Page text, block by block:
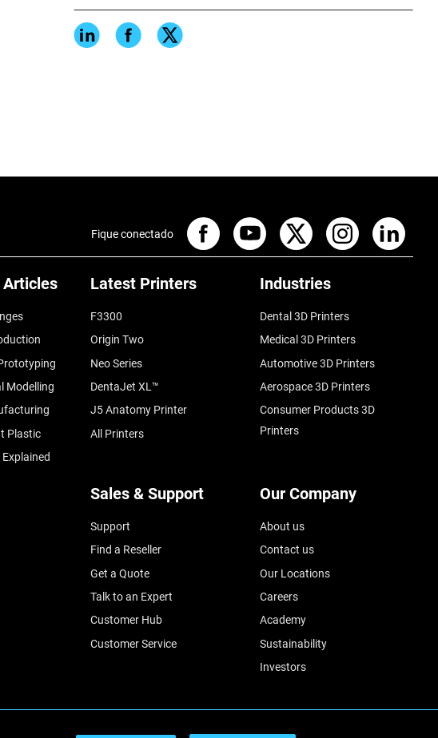
Articles
Modelling
Plastic
Latest Printers
F3300
Origin Two
Neo Series
DentaJet XL™
J5 Anatomy Printer
All Printers
Industries
Dental 3D Printers
Medical 3D Printers
Automotive 3D Printers
Aerospace 3D Printers
Consumer Products 3D
Printers
Sales & Support
Support
Find a Reseller
Get a Quote
Talk to an Expert
Customer Hub
Customer Service
Our Company
About us
Contact us
Our Locations
Careers
Academy
Sustainability
Investors
Fique conectado